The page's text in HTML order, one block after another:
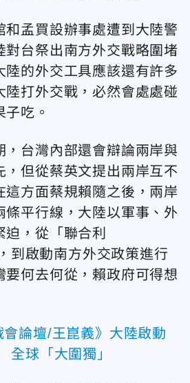
和孟買設辦事處遭到大陸警
對台祭出南方外交戰略圍堵
陸的外交工具應該還有許多
陸打外交戰，必然會處處碰
吃。
，台灣內部還會辯論兩岸與
，但從蔡英文提出兩岸互不
這方面蔡規賴隨之後，兩岸
條平行線，大陸以軍事、外
，從「聯合利
到啟動南方外交政策進行
要何去何從，賴政府可得想
會論壇/王崑義》大陸啟動
全球「大圍獨」